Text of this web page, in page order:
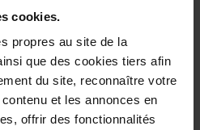
cookies.
propres au site de la
que des cookies tiers afin
du site, reconnaître votre
et les annonces en
offrir des fonctionnalités
prochaine session
le cadre réglementaire